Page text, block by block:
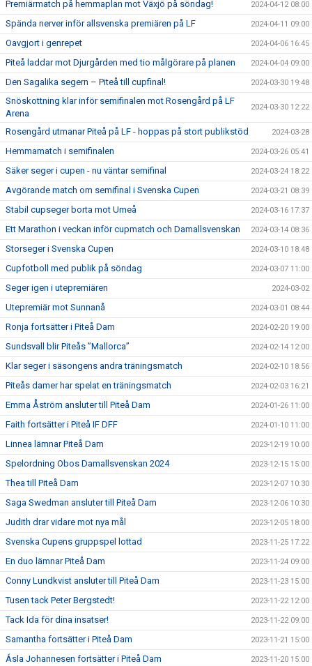
Premiärmatch på hemmaplan mot Växjö på söndag! 2024-04-12 08:00
Spända nerver inför allsvenska premiären på LF 2024-04-11 09:00
Oavgjort i genrepet 2024-04-06 16:45
Piteå laddar mot Djurgården med tio målgörare på planen 2024-04-04 09:00
Den Sagalika segern – Piteå till cupfinal! 2024-03-30 19:48
Snöskottning klar inför semifinalen mot Rosengård på LF
Arena
2024-03-30 12:22
Rosengård utmanar Piteå på LF - hoppas på stort publikstöd 2024-03-28
Hemmamatch i semifinalen 2024-03-26 05:41
Säker seger i cupen - nu väntar semifinal 2024-03-24 18:22
Avgörande match om semifinal i Svenska Cupen 2024-03-21 08:39
Stabil cupseger borta mot Umeå 2024-03-16 17:37
Ett Marathon i veckan inför cupmatch och Damallsvenskan 2024-03-14 08:36
Storseger i Svenska Cupen 2024-03-10 18:48
Cupfotboll med publik på söndag 2024-03-07 11:00
Seger igen i utepremiären 2024-03-02
Utepremiär mot Sunnanå 2024-03-01 08:44
Ronja fortsätter i Piteå Dam 2024-02-20 19:00
Sundsvall blir Piteås ”Mallorca” 2024-02-14 12:00
Klar seger i säsongens andra träningsmatch 2024-02-10 18:56
Piteås damer har spelat en träningsmatch 2024-02-03 16:21
Emma Åström ansluter till Piteå Dam 2024-01-26 11:00
Faith fortsätter i Piteå IF DFF 2024-01-10 11:00
Linnea lämnar Piteå Dam 2023-12-19 10:00
Spelordning Obos Damallsvenskan 2024 2023-12-15 15:00
Thea till Piteå Dam 2023-12-07 10:30
Saga Swedman ansluter till Piteå Dam 2023-12-06 10:30
Judith drar vidare mot nya mål 2023-12-05 18:00
Svenska Cupens gruppspel lottad 2023-11-25 17:22
En duo lämnar Piteå Dam 2023-11-24 09:00
Conny Lundkvist ansluter till Piteå Dam 2023-11-23 15:00
Tusen tack Peter Bergstedt! 2023-11-22 12:00
Tack Ida för dina insatser! 2023-11-22 09:00
Samantha fortsätter i Piteå Dam 2023-11-21 15:00
Ásla Johannesen fortsätter i Piteå Dam 2023-11-20 15:00